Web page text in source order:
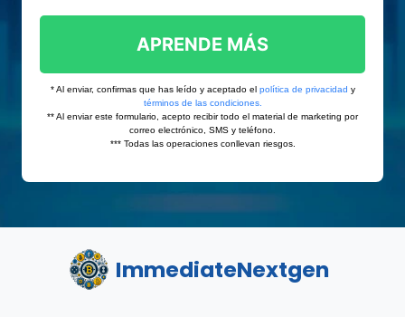
ImmediateNextgen